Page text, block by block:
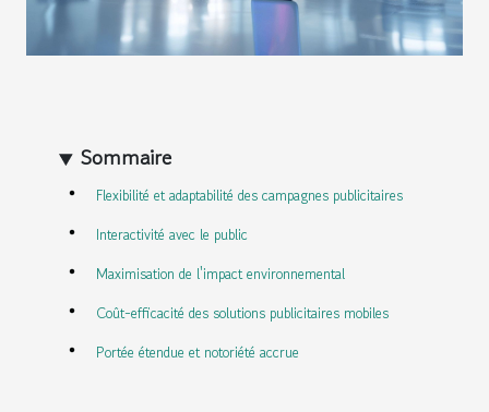
Sommaire
Flexibilité et adaptabilité des campagnes publicitaires
Interactivité avec le public
Maximisation de l'impact environnemental
Coût-efficacité des solutions publicitaires mobiles
Portée étendue et notoriété accrue